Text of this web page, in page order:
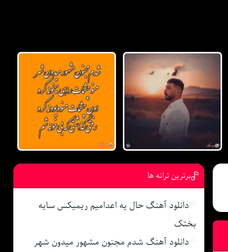
برترین ترانه ها
دانلود آهنگ حال یه اعدامیم ریمیکس سایه
بختک
دانلود آهنگ شدم مجنون مشهور میدون شهر